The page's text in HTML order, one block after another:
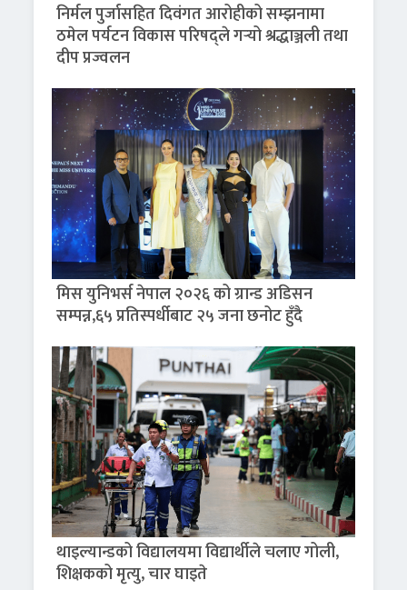
निर्मल पुर्जासहित दिवंगत आरोहीको सम्झनामा
ठमेल पर्यटन विकास परिषद्ले गर्‍यो श्रद्धाञ्जली तथा
दीप प्रज्वलन
मिस युनिभर्स नेपाल २०२६ को ग्रान्ड अडिसन
सम्पन्न,६५ प्रतिस्पर्धीबाट २५ जना छनोट हुँदै
थाइल्यान्डको विद्यालयमा विद्यार्थीले चलाए गोली,
शिक्षकको मृत्यु, चार घाइते